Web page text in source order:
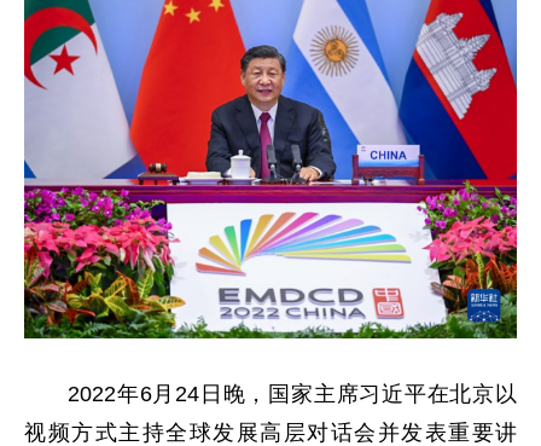
2022年6月24日晚，国家主席习近平在北京以
视频方式主持全球发展高层对话会并发表重要讲